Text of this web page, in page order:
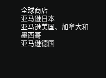
全球商店
亚马逊日本
亚马逊美国、加拿大和
墨西哥
亚马逊德国